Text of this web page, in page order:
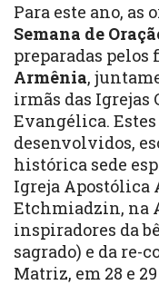
Para este ano, as
Semana de
preparadas pelos
Armênia,
irmãs das Igrejas
Evangélica.
desenvolvidos,
histórica sede
Igreja Apostólica
Etchmiadzin, na
inspiradores da
sagrado) e da re-
Matriz, em 28 e